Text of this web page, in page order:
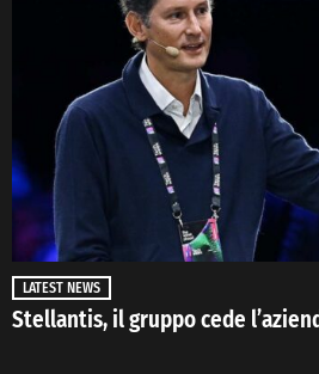
LATEST NEWS
Stellantis, il gruppo cede